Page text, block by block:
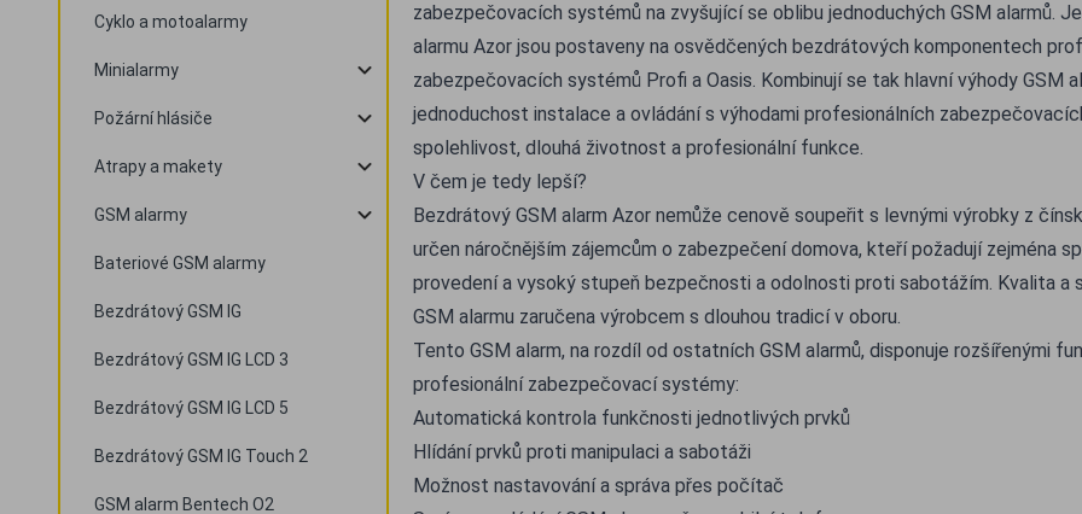
Cyklo a motoalarmy
Minialarmy
Požární hlásiče
Atrapy a makety
GSM alarmy
Bateriové GSM alarmy
Bezdrátový GSM IG
Bezdrátový GSM IG LCD 3
Bezdrátový GSM IG LCD 5
Bezdrátový GSM IG Touch 2
GSM alarm Bentech O2
zabezpečovacích systémů na zvyšující se oblibu jednoduchých GSM alarmů.
alarmu Azor jsou postaveny na osvědčených bezdrátových komponentech
zabezpečovacích systémů Profi a Oasis. Kombinují se tak hlavní výhody GSM
jednoduchost instalace a ovládání s výhodami profesionálních
spolehlivost, dlouhá životnost a profesionální funkce.
V čem je tedy lepší?
Bezdrátový GSM alarm Azor nemůže cenově soupeřit s levnými výrobky z
určen náročnějším zájemcům o zabezpečení domova, kteří požadují zejména
provedení a vysoký stupeň bezpečnosti a odolnosti proti sabotážím. Kvalita a
GSM alarmu zaručena výrobcem s dlouhou tradicí v oboru.
Tento GSM alarm, na rozdíl od ostatních GSM alarmů, disponuje rozšířenými
profesionální zabezpečovací systémy:
Automatická kontrola funkčnosti jednotlivých prvků
Hlídání prvků proti manipulaci a sabotáži
Možnost nastavování a správa přes počítač